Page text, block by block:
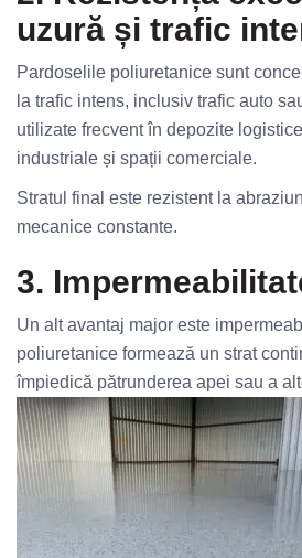
uzură și trafic
Pardoselile poliuretanice sunt
la trafic intens, inclusiv trafic auto
utilizate frecvent în depozite
industriale și spații comerciale.
Stratul final este rezistent la
mecanice constante.
3.
Un alt avantaj major este
poliuretanice formează un strat
împiedică pătrunderea apei sau a